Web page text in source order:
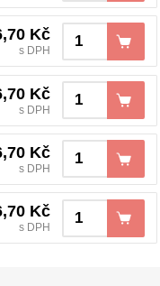
Kč
s DPH
Kč
s DPH
Kč
s DPH
Kč
s DPH